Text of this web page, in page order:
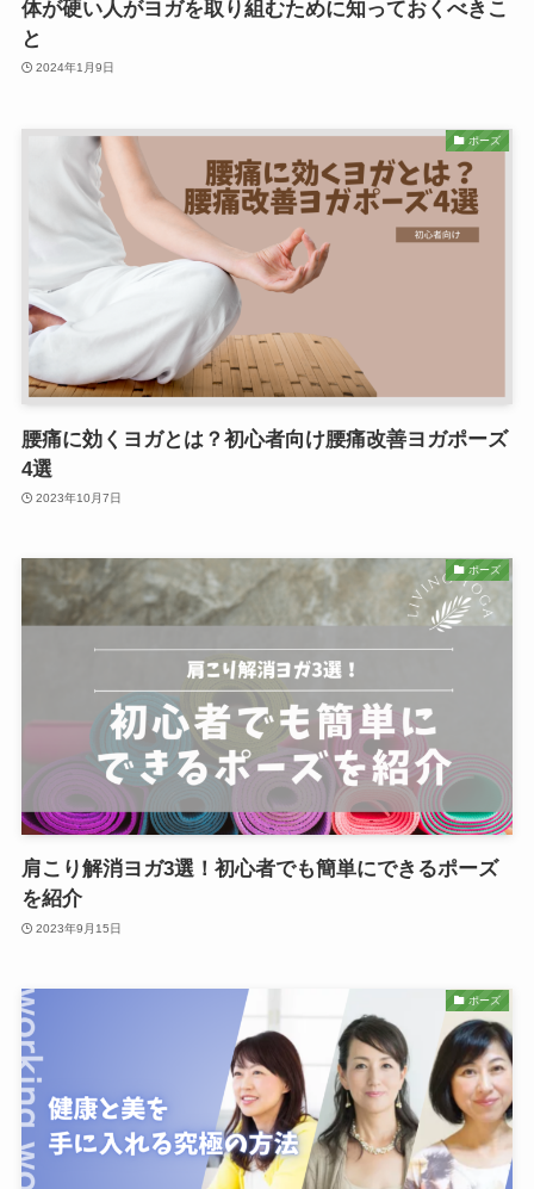
体が硬い人がヨガを取り組むために知っておくべきこ
と
2024年1月9日
ポーズ
腰痛に効くヨガとは？初心者向け腰痛改善ヨガポーズ
4選
2023年10月7日
ポーズ
肩こり解消ヨガ3選！初心者でも簡単にできるポーズ
を紹介
2023年9月15日
ポーズ